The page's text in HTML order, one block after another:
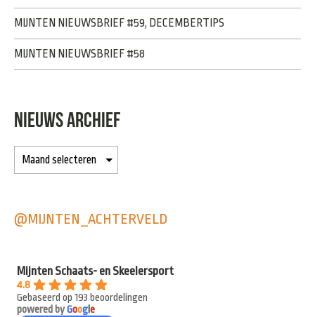
MIJNTEN NIEUWSBRIEF #59, DECEMBERTIPS
MIJNTEN NIEUWSBRIEF #58
NIEUWS ARCHIEF
@MIJNTEN_ACHTERVELD
Mijnten Schaats- en Skeelersport
4.8
Gebaseerd op 193 beoordelingen
powered byGoogle